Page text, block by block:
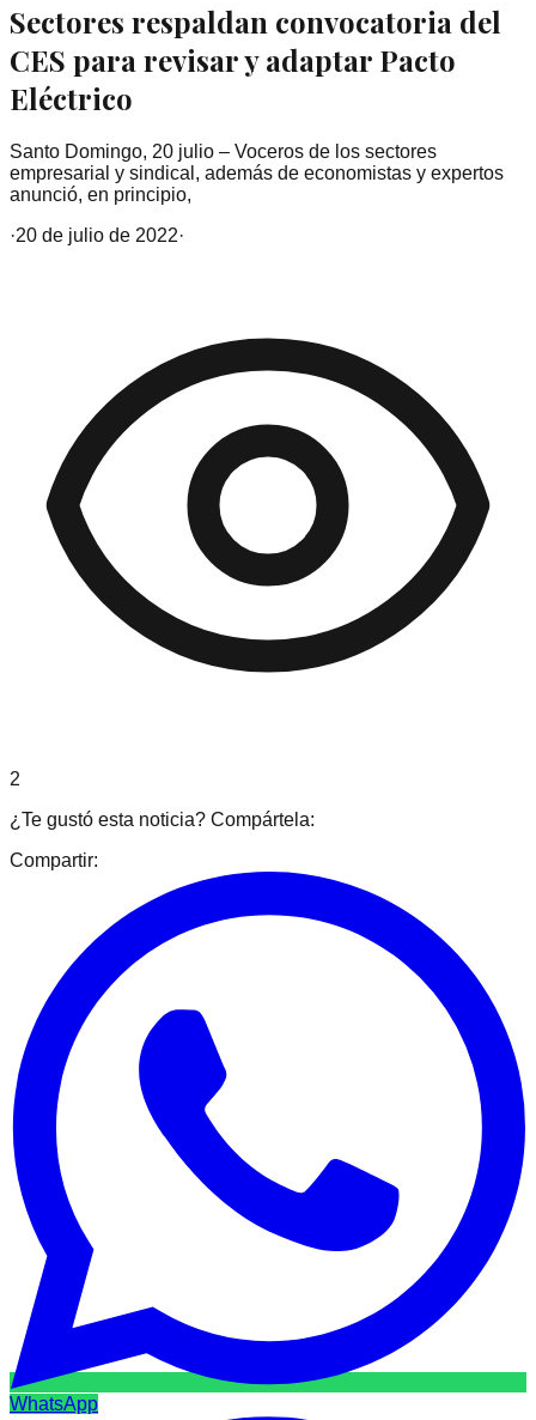
Sectores respaldan convocatoria del
CES para revisar y adaptar Pacto
Eléctrico
Santo Domingo, 20 julio – Voceros de los sectores
empresarial y sindical, además de economistas y expertos
anunció, en principio,
·20 de julio de 2022·
2
¿Te gustó esta noticia? Compártela:
Compartir:
WhatsApp